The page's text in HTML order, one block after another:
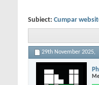
Subiect: Cumpar
29th November 2025,